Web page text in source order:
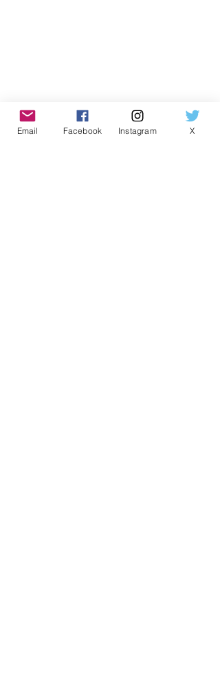
Email Facebook Instagram X